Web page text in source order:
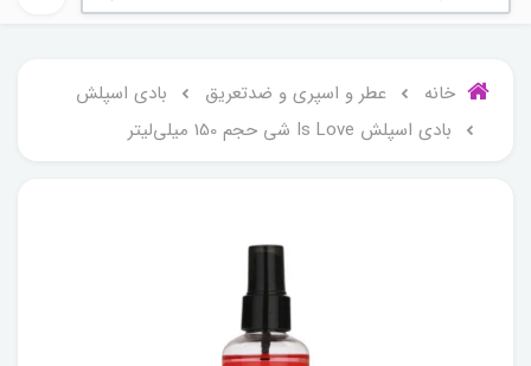
خانه عطر و اسپری و ضدتعریق
بادی اسپلش
بادی اسپلش Is Love شی حجم 150 میلی‌لیتر